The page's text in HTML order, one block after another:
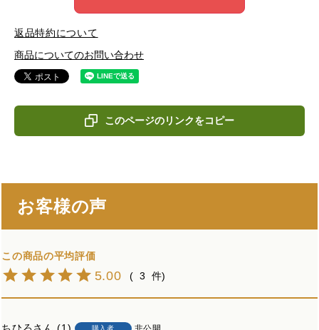
返品特約について
商品についてのお問い合わせ
このページのリンクをコピー
お客様の声
5.00 3
購入者